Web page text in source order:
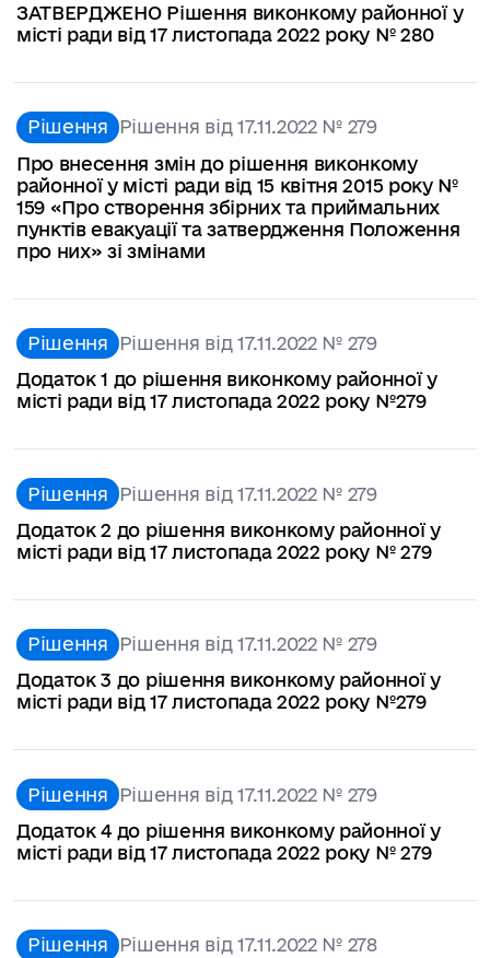
ЗАТВЕРДЖЕНО Рішення виконкому районної у
місті ради від 17 листопада 2022 року № 280
Рішення Рішення від 17.11.2022 № 279
Про внесення змін до рішення виконкому
районної у місті ради від 15 квітня 2015 року №
159 «Про створення збірних та приймальних
пунктів евакуації та затвердження Положення
про них» зі змінами
Рішення Рішення від 17.11.2022 № 279
Додаток 1 до рішення виконкому районної у
місті ради від 17 листопада 2022 року №279
Рішення Рішення від 17.11.2022 № 279
Додаток 2 до рішення виконкому районної у
місті ради від 17 листопада 2022 року № 279
Рішення Рішення від 17.11.2022 № 279
Додаток 3 до рішення виконкому районної у
місті ради від 17 листопада 2022 року №279
Рішення Рішення від 17.11.2022 № 279
Додаток 4 до рішення виконкому районної у
місті ради від 17 листопада 2022 року № 279
Рішення Рішення від 17.11.2022 № 278